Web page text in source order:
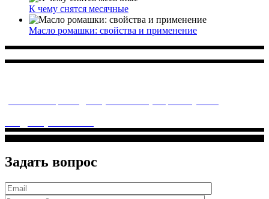
К чему снятся месячные
Масло ромашки: свойства и применение
Задать вопрос